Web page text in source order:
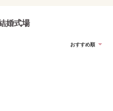
婚式場
おすすめ順